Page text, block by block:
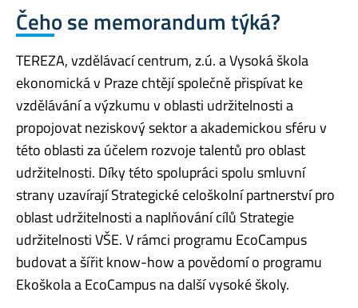
Čeho se memorandum týká?
TEREZA, vzdělávací centrum, z.ú. a Vysoká škola
ekonomická v Praze chtějí společně přispívat ke
vzdělávání a výzkumu v oblasti udržitelnosti a
propojovat neziskový sektor a akademickou sféru v
této oblasti za účelem rozvoje talentů pro oblast
udržitelnosti. Díky této spolupráci spolu smluvní
strany uzavírají Strategické celoškolní partnerství pro
oblast udržitelnosti a naplňování cílů Strategie
udržitelnosti VŠE. V rámci programu EcoCampus
budovat a šířit know-how a povědomí o programu
Ekoškola a EcoCampus na další vysoké školy.